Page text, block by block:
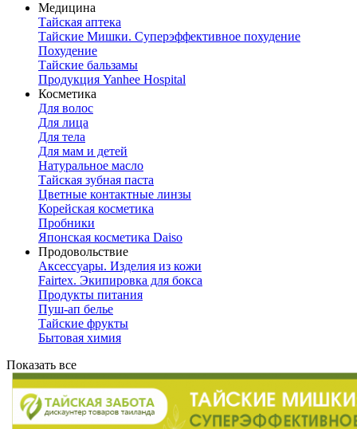
Медицина
Тайская аптека
Тайские Мишки. Суперэффективное похудение
Похудение
Тайские бальзамы
Продукция Yanhee Hospital
Косметика
Для волос
Для лица
Для тела
Для мам и детей
Натуральное масло
Тайская зубная паста
Цветные контактные линзы
Корейская косметика
Пробники
Японская косметика Daiso
Продовольствие
Аксессуары. Изделия из кожи
Fairtex. Экипировка для бокса
Продукты питания
Пуш-ап белье
Тайские фрукты
Бытовая химия
Показать все